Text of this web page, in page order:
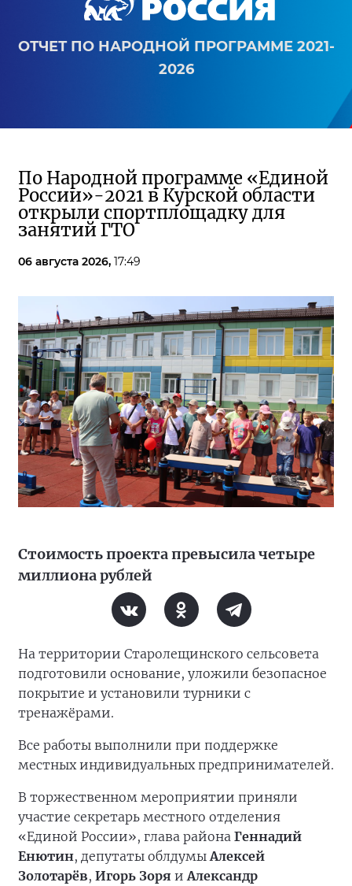
ОТЧЕТ ПО НАРОДНОЙ ПРОГРАММЕ 2021-
2026
По Народной программе «Единой
России»-2021 в Курской области
открыли спортплощадку для
занятий ГТО
06 августа 2026, 17:49
Стоимость проекта превысила четыре
миллиона рублей
На территории Старолещинского сельсовета
подготовили основание, уложили безопасное
покрытие и установили турники с
тренажёрами.
Все работы выполнили при поддержке
местных индивидуальных предпринимателей.
В торжественном мероприятии приняли
участие секретарь местного отделения
«Единой России», глава района Геннадий
Енютин, депутаты облдумыАлексей
Золотарёв, Игорь Зоря иАлександр